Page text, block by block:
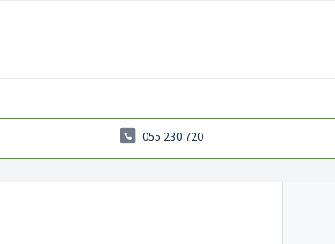
055 230 720